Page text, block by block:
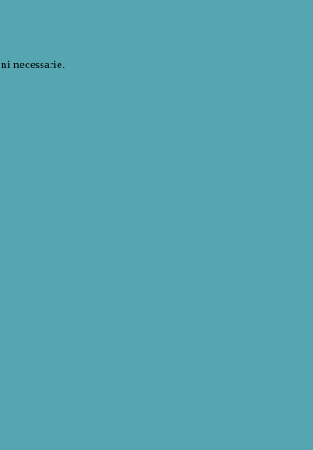
necessarie.